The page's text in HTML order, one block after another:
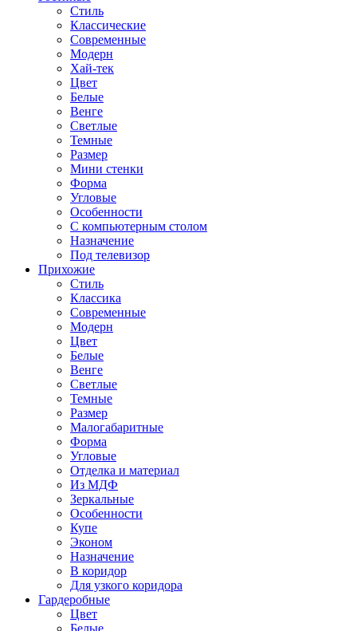
Стиль
Классические
Современные
Модерн
Хай-тек
Цвет
Белые
Венге
Светлые
Темные
Размер
Мини стенки
Форма
Угловые
Особенности
С компьютерным столом
Назначение
Под телевизор
Прихожие
Стиль
Классика
Современные
Модерн
Цвет
Белые
Венге
Светлые
Темные
Размер
Малогабаритные
Форма
Угловые
Отделка и материал
Из МДФ
Зеркальные
Особенности
Купе
Эконом
Назначение
В коридор
Для узкого коридора
Гардеробные
Цвет
Белые